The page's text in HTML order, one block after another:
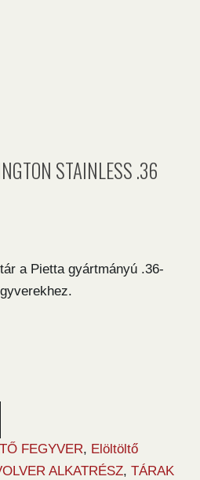
STAINLESS .36
a Pietta gyártmányú .36-
FEGYVER, Elöltöltő
ALKATRÉSZ, TÁRAK